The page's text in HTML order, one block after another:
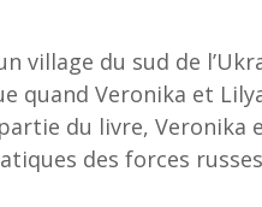
village du sud de
quand Veronika et
du livre,
des forces